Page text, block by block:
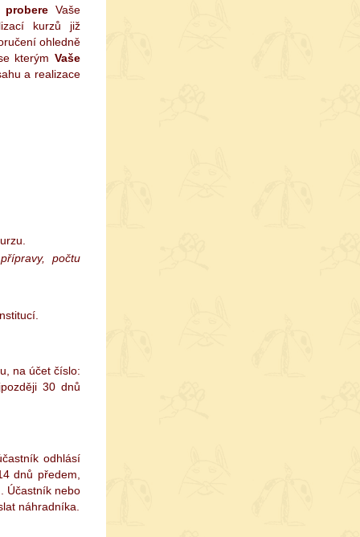
probereVaše
kurzů již
ohledně
kterým Vaše
a realizace
počtu
na účet číslo:
30 dnů
odhlásí
dnů předem,
Účastník nebo
náhradníka.